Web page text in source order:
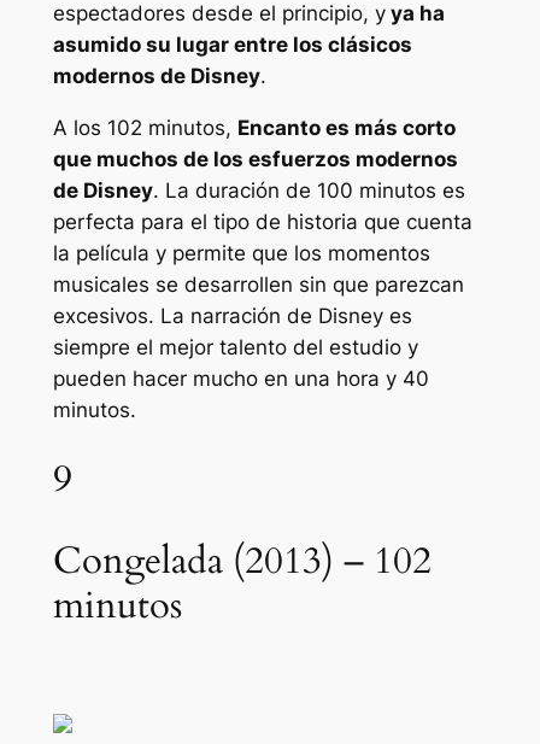
espectadores desde el principio, yya ha
asumido su lugar entre los clásicos
modernos de Disney.
A los 102 minutos, Encanto es más corto
que muchos de los esfuerzos modernos
de Disney. La duración de 100 minutos es
perfecta para el tipo de historia que cuenta
la película y permite que los momentos
musicales se desarrollen sin que parezcan
excesivos. La narración de Disney es
siempre el mejor talento del estudio y
pueden hacer mucho en una hora y 40
minutos.
9
Congelada (2013) – 102
minutos